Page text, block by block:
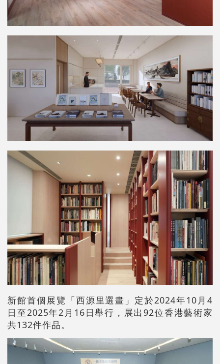
新館首個展覽「西源里選畫」定於2024年10月4
日至2025年2月16日舉行，展出92位香港藝術家
共132件作品。